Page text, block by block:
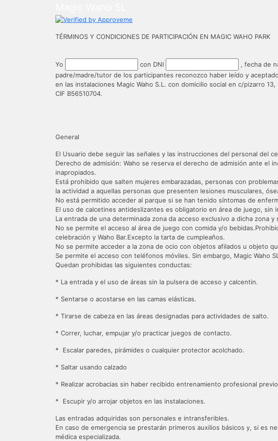
TÉRMINOS Y CONDICIONES DE PARTICIPACIÓN EN MAGIC WAHO PARK
Yo con DNI , fecha de
padre/madre/tutor de los participantes reconozco haber leído y
en las instalaciones Magic Waho S.L. con domicilio social en c/pizarro
CIF B56510704.
General
El Usuario debe seguir las señales y las instrucciones del personal del
Derecho de admisión: Waho se reserva el derecho de admisión ante el
inapropiados.
Está prohibido que salten mujeres embarazadas, personas con
la actividad a aquellas personas que presenten lesiones musculares,
No está permitido acceder al parque si se han tenido síntomas de
El uso de calcetines antideslizantes es obligatorio en área de juego,
La entrada de una determinada zona da acceso exclusivo a dicha zona
No se permite el acceso al área de juego con comida y/o
celebración y Waho Bar.Excepto la tarta de cumpleaños.
No se permite acceder a la zona de ocio con objetos afilados u objeto
Se permite el acceso con teléfonos móviles. Sin embargo, Magic Waho
Quedan prohibidas las siguientes conductas:
* La entrada y el uso de áreas sin la pulsera de acceso y
* Sentarse o acostarse en las camas elásticas.
* Tirarse de cabeza en las áreas designadas para actividades de
* Correr, luchar, empujar y/o practicar juegos de contacto.
* Escalar paredes, pirámides o cualquier protector
* Saltar usando calzado
* Realizar acrobacias sin haber recibido entrenamiento profesional
* Escupir y/o arrojar objetos en las instalaciones.
Las entradas adquiridas son personales e intransferibles.
En caso de emergencia se prestarán primeros auxilios básicos y, si es
médica especializada.